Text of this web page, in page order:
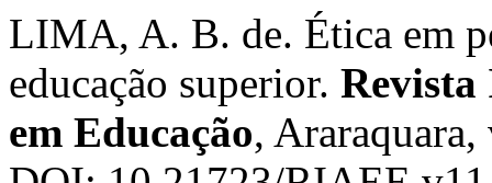
LIMA, A. B. de. Ética em
educação superior. Revista
em Educação,